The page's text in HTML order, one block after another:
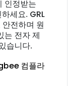
인정받는
세요. GRL
전하며 원
는 전자 제
습니다.
컴플라